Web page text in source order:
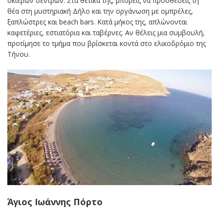
θέα στη μυστηριακή Δήλο και την οργάνωση με ομπρέλες,
ξαπλώστρες και beach bars. Κατά μήκος της, απλώνονται
καφετέριες, εστιατόρια και ταβέρνες. Αν θέλεις μια συμβουλή,
προτίμησε το τμήμα που βρίσκεται κοντά στο ελικοδρόμιο της
Τήνου.
Άγιος Ιωάννης Πόρτο